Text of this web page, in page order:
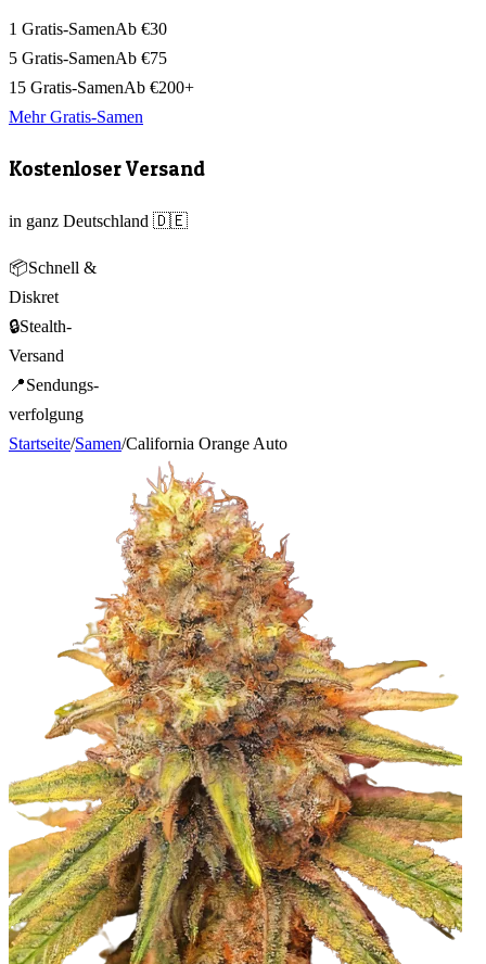
1 Gratis-SamenAb €30
5 Gratis-SamenAb €75
15 Gratis-SamenAb €200+
Mehr Gratis-Samen
Kostenloser Versand
in ganz Deutschland 🇩🇪
📦Schnell &
Diskret
🔒Stealth-
Versand
📍Sendungs-
verfolgung
Startseite/Samen/California Orange Auto